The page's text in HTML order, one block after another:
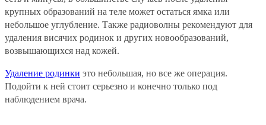
крупных образований на теле может остаться ямка или
небольшое углубление. Также радиоволны рекомендуют для
удаления висячих родинок и других новообразований,
возвышающихся над кожей.
Удаление родинки это небольшая, но все же операция.
Подойти к ней стоит серьезно и конечно только под
наблюдением врача.